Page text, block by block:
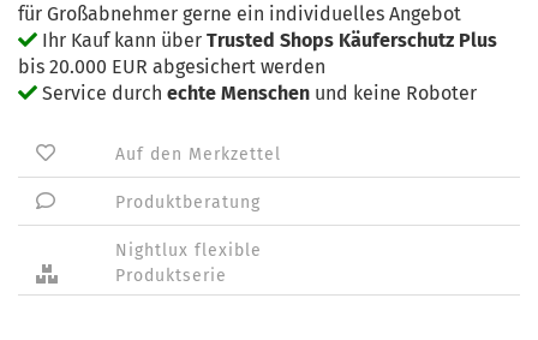
für Großabnehmer gerne ein individuelles Angebot
Ihr Kauf kann über Trusted Shops Käuferschutz Plus
bis 20.000 EUR abgesichert werden
Service durch echte Menschen und keine Roboter
Auf den Merkzettel
Produktberatung
Nightlux flexible
Produktserie